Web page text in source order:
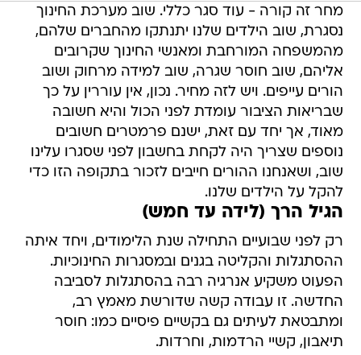
מחר זה קורה - עוד סגר כללי. שוב מערכת החינוך
נסגרת, שוב הילדים שלנו יתנתקו מהחברים שלהם,
מהמשפחה המורחבת ומאנשי החינוך שקרובים
אליהם, שוב חוסר שגרה, שוב למידה מרחוק ושוב
הורים עייפים. ויש לזה מחיר. נכון, אין עוררין על כך
שבריאות הציבור עומדת לפני הכול והיא חשובה
מאוד, אך יחד עם זאת, ישנם פרמטרים חשובים
נוספים שצריך היה לקחת בחשבון לפני שסגרו עלינו
שוב, ושאנחנו ההורים חייבים לזכור בתקופה הזו כדי
להקל על הילדים שלנו.
הגיל הרך (לידה עד חמש)
רק לפני שבועיים התחילה שנת הלימודים, ויחד איתה
ההסתגלות והקליטה בגנים ובמסגרות החינוכיות.
הפעוט משקיע אנרגיה רבה בהסתגלות לסביבה
החדשה. זו עבודה קשה שדורשת מאמץ רב,
ומתבטאת לעיתים גם בקשיים פיסיים כמו: חוסר
תיאבון, קשיי הרדמות, וחרדות.